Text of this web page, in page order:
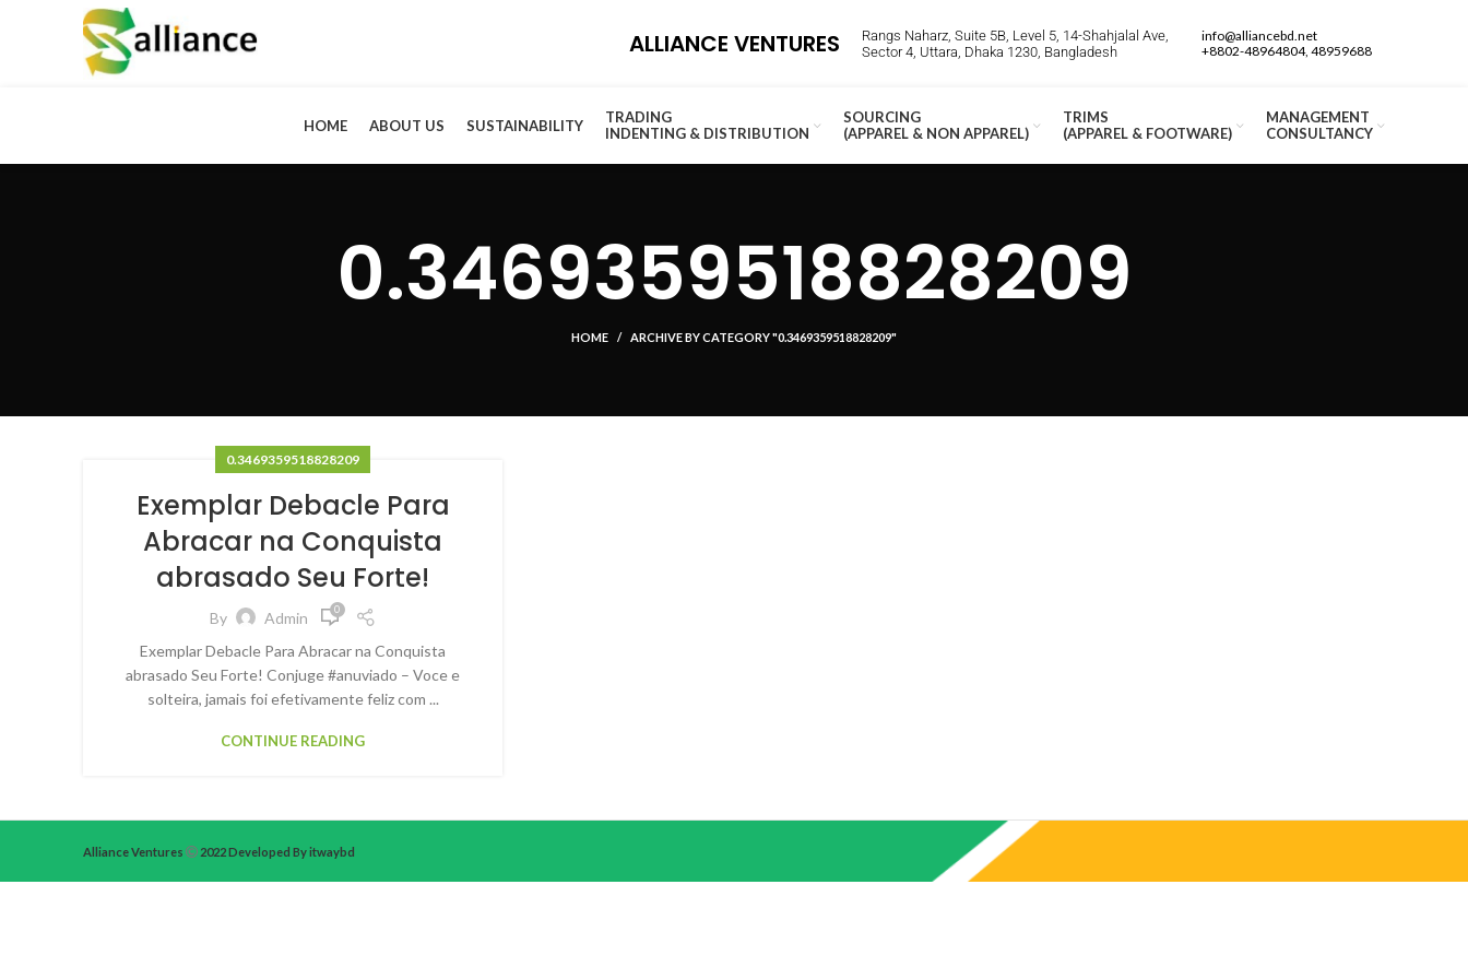
ALLIANCE VENTURES
Rangs Naharz, Suite 5B, Level 5, 14-Shahjalal Ave,
Sector 4, Uttara, Dhaka 1230, Bangladesh
info@alliancebd.net
+8802-48964804, 48959688
HOME ABOUT US SUSTAINABILITY
TRADING
INDENTING & DISTRIBUTION
SOURCING
(APPAREL & NON APPAREL)
TRIMS
(APPAREL & FOOTWARE)
MANAGEMENT
CONSULTANCY
0.3469359518828209
HOME ARCHIVE BY CATEGORY "0.3469359518828209"
0.3469359518828209
Exemplar Debacle Para
Abracar na Conquista
abrasado Seu Forte!
By Admin 0
Exemplar Debacle Para Abracar na Conquista
abrasado Seu Forte! Conjuge #anuviado – Voce e
solteira, jamais foi efetivamente feliz com ...
CONTINUE READING
Alliance Ventures 2022 Developed By itwaybd